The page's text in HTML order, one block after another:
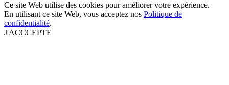
Ce site Web utilise des cookies pour améliorer votre expérience.
En utilisant ce site Web, vous acceptez nos Politique de
confidentialité.
J'ACCCEPTE